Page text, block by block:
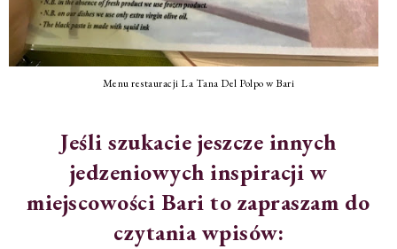
Menu restauracji La Tana Del Polpo w Bari
Jeśli szukacie jeszcze innych
jedzeniowych inspiracji w
miejscowości Bari to zapraszam do
czytania wpisów: